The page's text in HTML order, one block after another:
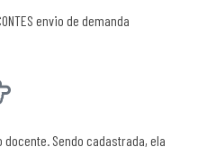
envio de demanda
Sendo cadastrada, ela